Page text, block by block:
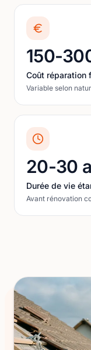
150-
Coût réparation
Variable selon
20-30
Durée de vie
Avant rénovation